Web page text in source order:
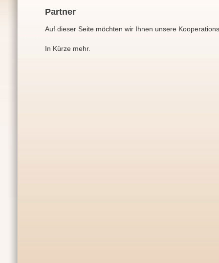
Partner
Auf dieser Seite möchten wir Ihnen unsere
In Kürze mehr.